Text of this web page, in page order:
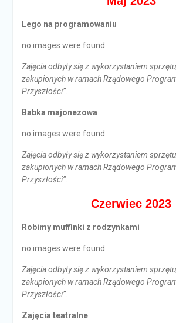
Lego na programowaniu
no images were found
Zajęcia odbyły się z wykorzystaniem
zakupionych w ramach Rządowego
Przyszłości”.
Babka majonezowa
no images were found
Zajęcia odbyły się z wykorzystaniem
zakupionych w ramach Rządowego
Przyszłości”.
Czerwiec 2023
Robimy muffinki z rodzynkami
no images were found
Zajęcia odbyły się z wykorzystaniem
zakupionych w ramach Rządowego
Przyszłości”.
Zajęcia teatralne